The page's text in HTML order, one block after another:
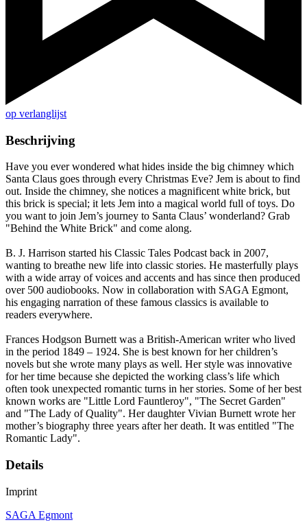
op verlanglijst
Beschrijving
Have you ever wondered what hides inside the big chimney which
Santa Claus goes through every Christmas Eve? Jem is about to find
out. Inside the chimney, she notices a magnificent white brick, but
this brick is special; it lets Jem into a magical world full of toys. Do
you want to join Jem’s journey to Santa Claus’ wonderland? Grab
"Behind the White Brick" and come along.
B. J. Harrison started his Classic Tales Podcast back in 2007,
wanting to breathe new life into classic stories. He masterfully plays
with a wide array of voices and accents and has since then produced
over 500 audiobooks. Now in collaboration with SAGA Egmont,
his engaging narration of these famous classics is available to
readers everywhere.
Frances Hodgson Burnett was a British-American writer who lived
in the period 1849 – 1924. She is best known for her children’s
novels but she wrote many plays as well. Her style was innovative
for her time because she depicted the working class’s life which
often took unexpected romantic turns in her stories. Some of her best
known works are "Little Lord Fauntleroy", "The Secret Garden"
and "The Lady of Quality". Her daughter Vivian Burnett wrote her
mother’s biography three years after her death. It was entitled "The
Romantic Lady".
Details
Imprint
SAGA Egmont